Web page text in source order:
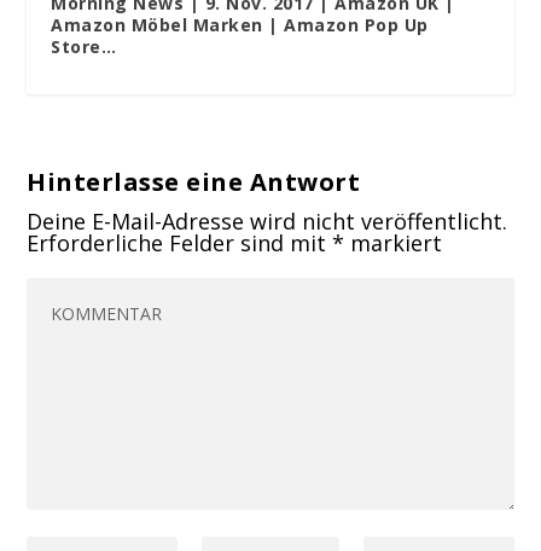
Amazon Möbel Marken | Amazon Pop Up
Store…
Hinterlasse eine Antwort
Deine E-Mail-Adresse wird nicht veröffentlicht.
Erforderliche Felder sind mit* markiert